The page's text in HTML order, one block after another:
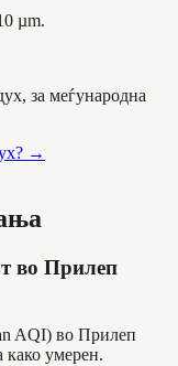
µm.
за меѓународна
→
во Прилеп
AQI) во Прилеп
како умерен.